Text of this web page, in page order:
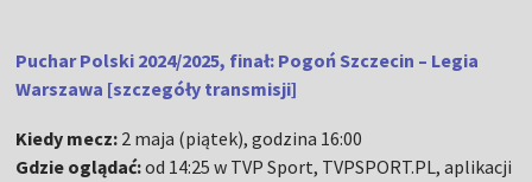
Puchar Polski 2024/2025, finał: Pogoń Szczecin – Legia
Warszawa [szczegóły transmisji]
Kiedy mecz: 2 maja (piątek), godzina 16:00
Gdzie oglądać:od 14:25 w TVP Sport, TVPSPORT.PL, aplikacji